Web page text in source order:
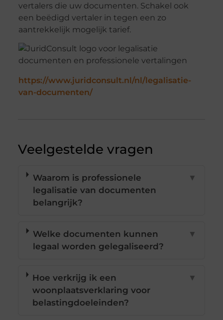
vertalers die uw documenten. Schakel ook
een beëdigd vertaler in tegen een zo
aantrekkelijk mogelijk tarief.
https://www.juridconsult.nl/nl/legalisatie-
van-documenten/
Veelgestelde vragen
Waarom is professionele
legalisatie van documenten
belangrijk?
▼
Welke documenten kunnen
legaal worden gelegaliseerd?
▼
Hoe verkrijg ik een
woonplaatsverklaring voor
belastingdoeleinden?
▼